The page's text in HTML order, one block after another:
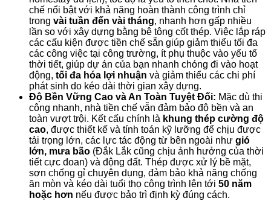
chế nổi bật với khả năng hoàn thành công trình chỉ
trong vài tuần đến vài tháng, nhanh hơn gấp nhiều
lần so với xây dựng bằng bê tông cốt thép. Việc lắp ráp
các cấu kiện được tiền chế sẵn giúp giảm thiểu tối đa
các công việc tại công trường, ít phụ thuộc vào yếu tố
thời tiết, giúp dự án của bạn nhanh chóng đi vào hoạt
động, tối đa hóa lợi nhuận và giảm thiểu các chi phí
phát sinh do kéo dài thời gian xây dựng.
Độ Bền Vững Cao và An Toàn Tuyệt Đối: Mặc dù thi
công nhanh, nhà tiền chế vẫn đảm bảo độ bền và an
toàn vượt trội. Kết cấu chính là khung thép cường độ
cao, được thiết kế và tính toán kỹ lưỡng để chịu được
tải trọng lớn, các lực tác động từ bên ngoài như gió
lớn, mưa bão (Đắk Lắk cũng chịu ảnh hưởng của thời
tiết cực đoan) và động đất. Thép được xử lý bề mặt,
sơn chống gỉ chuyên dụng, đảm bảo khả năng chống
ăn mòn và kéo dài tuổi thọ công trình lên tới 50 năm
hoặc hơn nếu được bảo trì định kỳ đúng cách.